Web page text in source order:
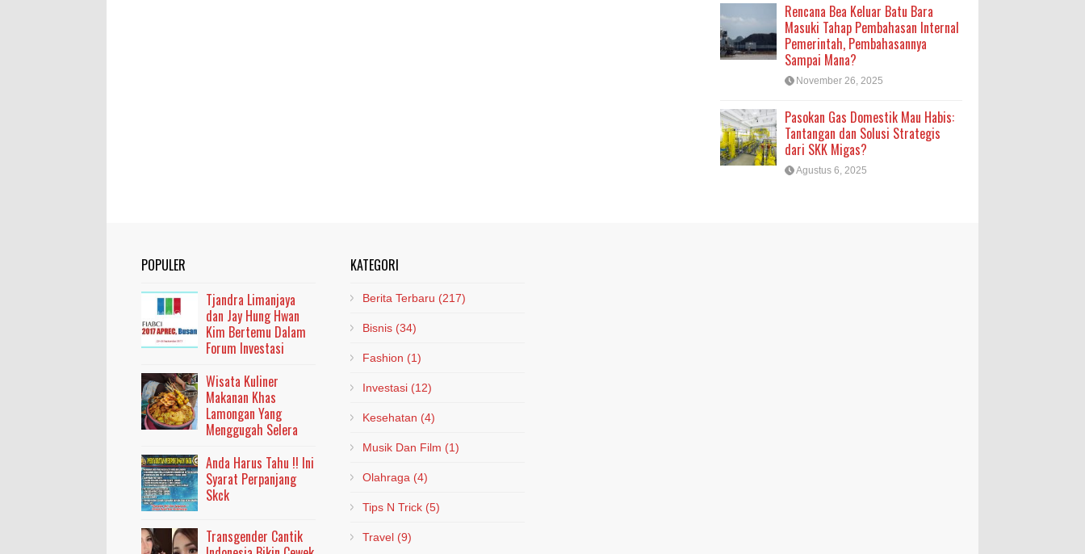
Rencana Bea Keluar Batu Bara
Masuki Tahap Pembahasan Internal
Pemerintah, Pembahasannya
Sampai Mana?
November 26, 2025
Pasokan Gas Domestik Mau Habis:
Tantangan dan Solusi Strategis
dari SKK Migas?
Agustus 6, 2025
POPULER
Tjandra Limanjaya
dan Jay Hung Hwan
Kim Bertemu Dalam
Forum Investasi
Wisata Kuliner
Makanan Khas
Lamongan Yang
Menggugah Selera
Anda Harus Tahu !! Ini
Syarat Perpanjang
Skck
Transgender Cantik
KATEGORI
Berita Terbaru (217)
Bisnis (34)
Fashion (1)
Investasi (12)
Kesehatan (4)
Musik Dan Film (1)
Olahraga (4)
Tips N Trick (5)
Travel (9)